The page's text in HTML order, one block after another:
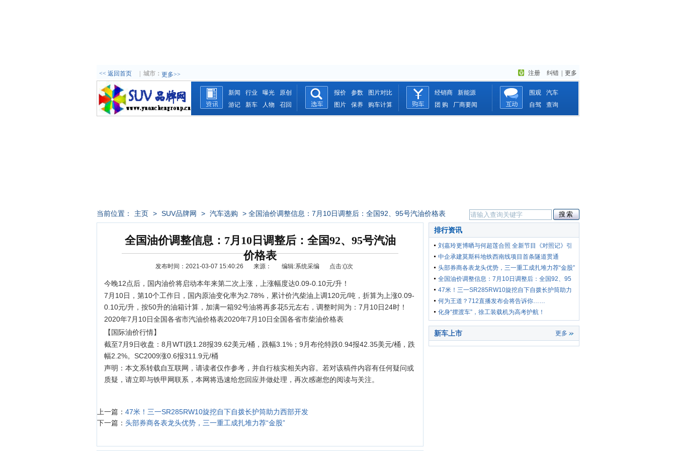
注册 纠错 更多
<< 返回首页 城市： 更多>>
新闻 行业 曝光
原创
游记
新车 人物 召回
报价 参数
图片对比
图片
保养 购车计算
经销商
新能源
团 购
厂商要闻
围观
汽车
自驾
查询
当前位置： 主页 > SUV品牌网 > 汽车选购 > 全国油价调整信息：7月10日调整后：全国92、95号汽油价格表
全国油价调整信息：7月10日调整后：全国92、95号汽油
价格表
发布时间：2021-03-07 15:40:26 来源： 编辑:系统采编 点击:()次
今晚12点后，国内油价将启动本年来第二次上涨，上涨幅度达0.09-0.10元/升！
7月10日，第10个工作日，国内原油变化率为2.78%，累计价汽柴油上调120元/吨，折算为上涨0.09-
0.10元/升，按50升的油箱计算，加满一箱92号油将再多花5元左右，调整时间为：7月10日24时！
2020年7月10日全国各省市汽油价格表2020年7月10日全国各省市柴油价格表
【国际油价行情】
截至7月9日收盘：8月WTI跌1.28报39.62美元/桶，跌幅3.1%；9月布伦特跌0.94报42.35美元/桶，跌
幅2.2%。SC2009涨0.6报311.9元/桶
声明：本文系转载自互联网，请读者仅作参考，并自行核实相关内容。若对该稿件内容有任何疑问或
质疑，请立即与铁甲网联系，本网将迅速给您回应并做处理，再次感谢您的阅读与关注。
上一篇： 47米！三一SR285RW10旋挖自下自拨长护筒助力西部开发
下一篇： 头部券商各表龙头优势，三一重工成扎堆力荐“金股”
排行资讯
刘嘉玲更博晒与何超莲合照 全新节目《对照记》引
人期
中企承建莫斯科地铁西南线项目首条隧道贯通
头部券商各表龙头优势，三一重工成扎堆力荐“金股”
全国油价调整信息：7月10日调整后：全国92、95
号汽油
47米！三一SR285RW10旋挖自下自拨长护筒助力
西部开发
何为王道？712直播发布会将告诉你……
化身“摆渡车”，徐工装载机为高考护航！
新车上市 更多